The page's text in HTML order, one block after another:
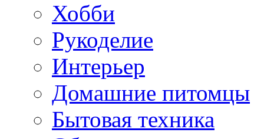
Хобби
Рукоделие
Интерьер
Домашние питомцы
Бытовая техника